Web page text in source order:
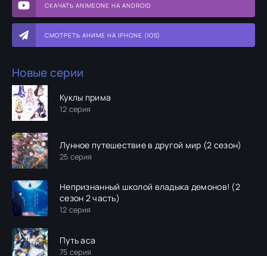
СКАЧАТЬ ANIMEONE НА ANDROID
СМОТРЕТЬ АНИМЕ НА IPHONE (IOS)
Новые серии
Куклы прима
12 серия
Лунное путешествие в другой мир (2 сезон)
25 серия
Непризнанный школой владыка демонов! (2
сезон 2 часть)
12 серия
Путь аса
75 серия